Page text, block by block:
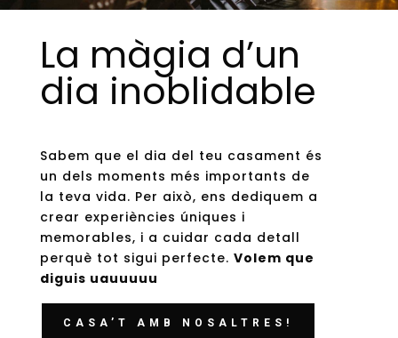
La màgia d’un
dia inoblidable
Sabem que el dia del teu casament és
un dels moments més importants de
la teva vida. Per això, ens dediquem a
crear experiències úniques i
memorables, i a cuidar cada detall
perquè tot sigui perfecte. Volem que
diguis uauuuuu
CASA’T AMB NOSALTRES!